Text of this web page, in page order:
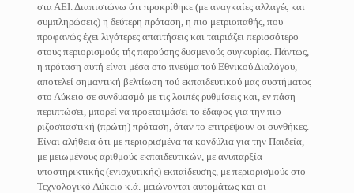
στα ΑΕΙ. Διαπιστώνω ότι προκρίθηκε (με αναγκαίες αλλαγές και
συμπληρώσεις) η δεύτερη πρόταση, η πιο μετριοπαθής, που
προφανώς έχει λιγότερες απαιτήσεις και ταιριάζει περισσότερο
στους περιορισμούς τής παρούσης δυσμενούς συγκυρίας. Πάντως,
η πρόταση αυτή είναι μέσα στο πνεύμα τού Εθνικού Διαλόγου,
αποτελεί σημαντική βελτίωση τού εκπαιδευτικού μας συστήματος
στο Λύκειο σε συνδυασμό με τις λοιπές ρυθμίσεις και, εν πάση
περιπτώσει, μπορεί να προετοιμάσει το έδαφος για την πιο
ριζοσπαστική (πρώτη) πρόταση, όταν το επιτρέψουν οι συνθήκες.
Είναι αλήθεια ότι με περιορισμένα τα κονδύλια για την Παιδεία,
με μειωμένους αριθμούς εκπαιδευτικών, με ανυπαρξία
υποστηρικτικής (ενισχυτικής) εκπαίδευσης, με περιορισμούς στο
Τεχνολογικό Λύκειο κ.ά. μειώνονται αυτομάτως και οι